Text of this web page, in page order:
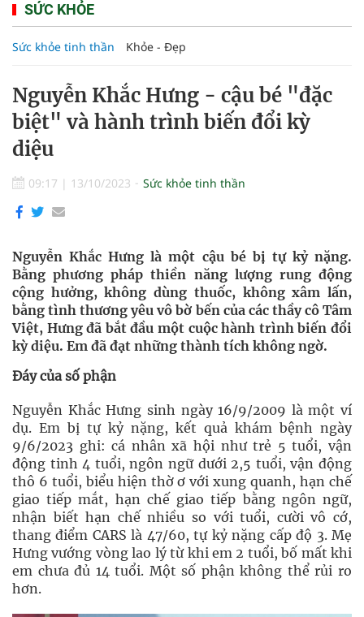
SỨC KHỎE
Sức khỏe tinh thần Khỏe - Đẹp
Nguyễn Khắc Hưng - cậu bé "đặc
biệt" và hành trình biến đổi kỳ
diệu
09:17 | 13/10/2023 Sức khỏe tinh thần
Nguyễn Khắc Hưng là một cậu bé bị tự kỷ nặng.
Bằng phương pháp thiền năng lượng rung động
cộng hưởng, không dùng thuốc, không xâm lấn,
bằng tình thương yêu vô bờ bến của các thầy cô Tâm
Việt, Hưng đã bắt đầu một cuộc hành trình biến đổi
kỳ diệu. Em đã đạt những thành tích không ngờ.
Đáy của số phận
Nguyễn Khắc Hưng sinh ngày 16/9/2009 là một ví
dụ. Em bị tự kỷ nặng, kết quả khám bệnh ngày
9/6/2023 ghi: cá nhân xã hội như trẻ 5 tuổi, vận
động tinh 4 tuổi, ngôn ngữ dưới 2,5 tuổi, vận động
thô 6 tuổi, biểu hiện thờ ơ với xung quanh, hạn chế
giao tiếp mắt, hạn chế giao tiếp bằng ngôn ngữ,
nhận biết hạn chế nhiều so với tuổi, cười vô cớ,
thang điểm CARS là 47/60, tự kỷ nặng cấp độ 3. Mẹ
Hưng vướng vòng lao lý từ khi em 2 tuổi, bố mất khi
em chưa đủ 14 tuổi. Một số phận không thể rủi ro
hơn.